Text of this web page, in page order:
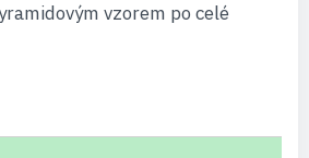
vzorem po celé